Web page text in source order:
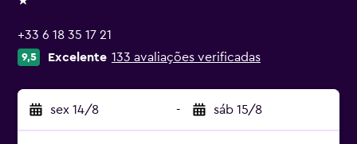
1 estrela
+33 6 18 35 17 21
9,5 Excelente 133 avaliações verificadas
sex 14/8 - sáb 15/8